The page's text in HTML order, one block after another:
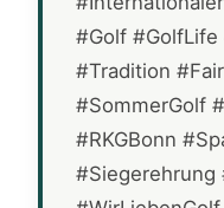
#Golf
#Tradition
#SommerGolf
#RKGBonn
#Siegerehrung